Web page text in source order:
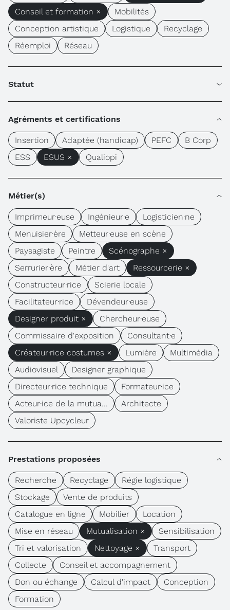
Conseil et formation ×
Mobilités
Conception artistique
Logistique
Recyclage
Réemploi
Réseau
Statut
Agréments et certifications
Insertion Adaptée (handicap) PEFC
B Corp
ESS
ESUS × Qualiopi
Métier(s)
Imprimeur·euse Ingénieur·e
Logisticien·ne
Menuisier·ère
Metteur·euse en scène
Paysagiste
Peintre
Scénographe ×
Serrurier·ère
Métier d'art
Ressourcerie ×
Constructeur·rice
Scierie locale
Facilitateur·rice
Dévendeur·euse
Designer produit ×
Chercheur·euse
Commissaire d'exposition
Consultant·e
Créateur·rice costumes ×
Lumière
Multimédia
Audiovisuel
Designer graphique
Directeur·rice technique
Formateur·ice
Acteur·ice de la mutua...
Architecte
Valoriste Upcycleur
Prestations proposées
Recherche Recyclage
Régie logistique
Stockage
Vente de produits
Catalogue en ligne
Mobilier
Location
Mise en réseau
Mutualisation ×
Sensibilisation
Tri et valorisation
Nettoyage ×
Transport
Collecte
Conseil et accompagnement
Don ou échange
Calcul d'impact
Conception
Formation